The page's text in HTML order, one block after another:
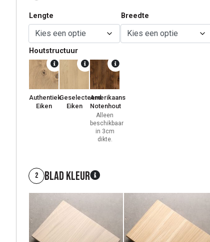
Lengte Breedte
Houtstructuur
Authentiek
Eiken
Geselecteerd
Eiken
Amerikaans
Notenhout
Alleen
beschikbaar
in 3cm
dikte.
2 Blad kleur